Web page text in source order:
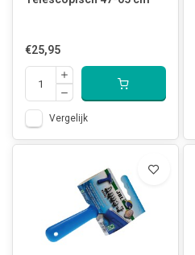
€25,95
Vergelijk